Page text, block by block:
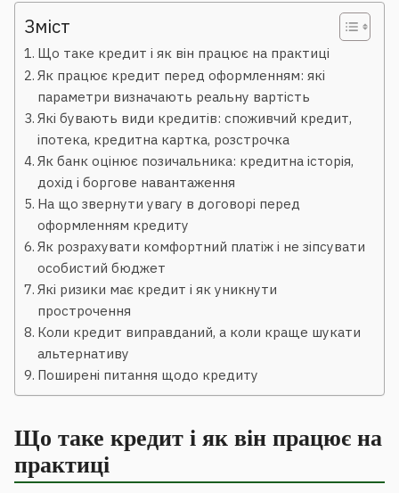
Зміст
Що таке кредит і як він працює на практиці
Як працює кредит перед оформленням: які
параметри визначають реальну вартість
Які бувають види кредитів: споживчий кредит,
іпотека, кредитна картка, розстрочка
Як банк оцінює позичальника: кредитна історія,
дохід і боргове навантаження
На що звернути увагу в договорі перед
оформленням кредиту
Як розрахувати комфортний платіж і не зіпсувати
особистий бюджет
Які ризики має кредит і як уникнути
прострочення
Коли кредит виправданий, а коли краще шукати
альтернативу
Поширені питання щодо кредиту
Що таке кредит і як він працює на
практиці